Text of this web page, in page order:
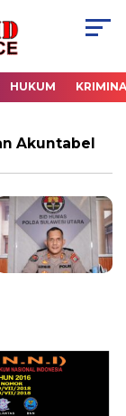
HUKUM
Akuntabel